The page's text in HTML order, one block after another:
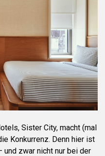
Sister City, macht (mal
Konkurrenz. Denn hier ist
zwar nicht nur bei der